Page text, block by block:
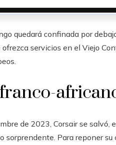
quedará confinada por
ofrezca servicios en el Viejo
de 2023, Corsair se salvó,
sorprendente. Para reponer